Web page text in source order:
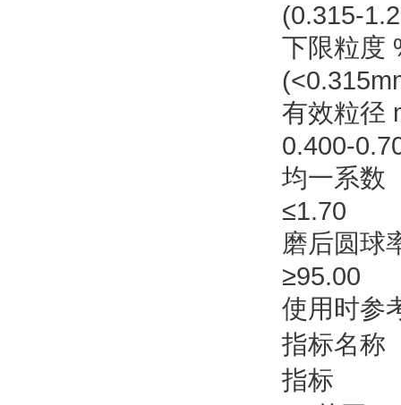
(0.315-
下限粒度
有效粒径
0.400-
均一系数
≤1.70
磨后圆球
≥95.00
使用时参
指标名称
指标